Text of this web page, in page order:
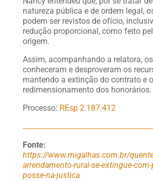
natureza pública e de ordem legal,
podem ser revistos de ofício,
redução proporcional, como feito
origem.
Assim, acompanhando a relatora,
conheceram e desproveram os
mantendo a extinção do contrato e o
redimensionamento dos honorários.
Processo: REsp 2.187.412
Fonte:
https://www.migalhas.com.br/
arrendamento-rural-se-extingue-com-
posse-na-justica